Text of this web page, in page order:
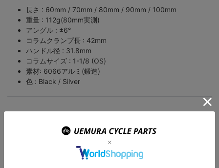
長さ : 60mm / 70mm / 80mm / 90mm / 100mm
重量 : 112g(80mm実測)
アングル : ±6°
コラムクランプ長 : 42mm
ハンドル径 : 31.8mm
コラムサイズ : 1-1/8 (OS)
素材: 6066アルミ(鍛造)
色 : Black / Silver
ご注文の前にご確認ください